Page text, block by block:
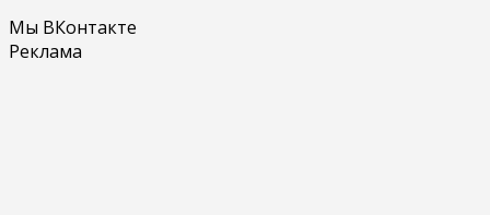
Мы ВКонтакте
Реклама